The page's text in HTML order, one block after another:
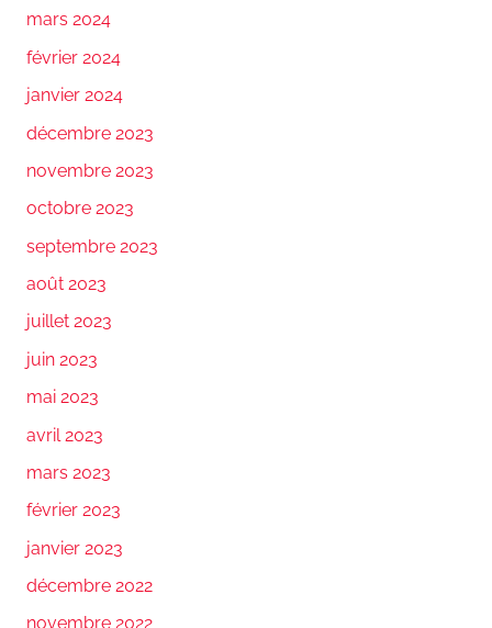
mars 2024
février 2024
janvier 2024
décembre 2023
novembre 2023
octobre 2023
septembre 2023
août 2023
juillet 2023
juin 2023
mai 2023
avril 2023
mars 2023
février 2023
janvier 2023
décembre 2022
novembre 2022